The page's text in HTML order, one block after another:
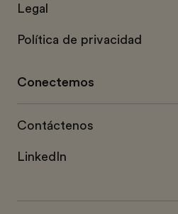
Legal
Política de privacidad
Conectemos
Contáctenos
LinkedIn